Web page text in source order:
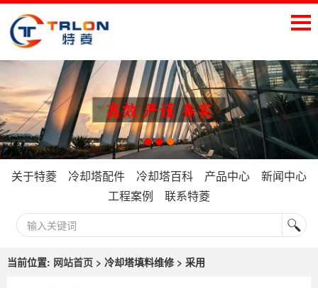
关于特菱 冷却塔配件 冷却塔百科 产品中心
新闻中心
工程案例
联系特菱
当前位置: 网站首页 > 冷却塔填料维修 > 采用